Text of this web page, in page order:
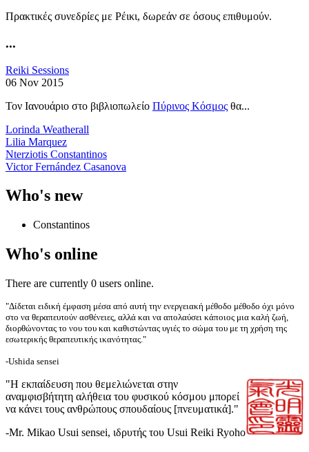
Πρακτικές συνεδρίες με Ρέικι, δωρεάν σε όσους επιθυμούν.
...
Reiki Sessions
06 Nov 2015
Τον Ιανουάριο στο βιβλιοπωλείο Πύρινος Κόσμος θα...
Lorinda Weatherall
Lilia Marquez
Nterziotis Constantinos
Victor Fernández Casanova
Who's new
Constantinos
Who's online
There are currently 0 users online.
"Δίδεται ειδική έμφαση μέσα από αυτή την ενεργειακή μέθοδο μέθοδο όχι μόνο
στο να θεραπευτούν ασθένειες, αλλά και να απολαύσει κάποιος μια καλή ζωή,
διορθώνοντας το νου του και καθιστώντας υγιές το σώμα του με τη χρήση της
εσωτερικής θεραπευτικής ικανότητας."
-Ushida sensei
"Η εκπαίδευση που θεμελιώνεται στην
αναμφισβήτητη αλήθεια του φυσικού κόσμου μπορεί
να κάνει τους ανθρώπους σπουδαίους [πνευματικά]."
-Mr. Mikao Usui sensei, ιδρυτής του Usui Reiki Ryoho